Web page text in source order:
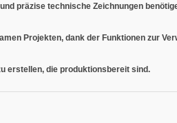
präzise technische Zeichnungen
Projekten, dank der Funktionen zur
erstellen, die produktionsbereit sind.